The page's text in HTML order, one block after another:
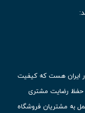
ایران هست که کیفیت
. حفظ رضایت مشتری
به مشتریان فروشگاه